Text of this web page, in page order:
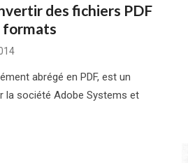
des fichiers PDF
abrégé en PDF, est un
la société Adobe Systems et